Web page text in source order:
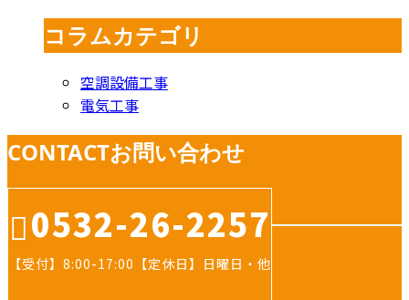
コラムカテゴリ
空調設備工事
電気工事
CONTACTお問い合わせ
0532-26-2257
【受付】8:00-17:00【定休日】日曜日・他